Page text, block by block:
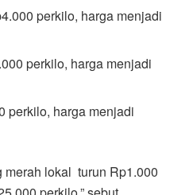
perkilo, harga menjadi
perkilo, harga menjadi
perkilo, harga menjadi
merah lokal turun Rp1.000